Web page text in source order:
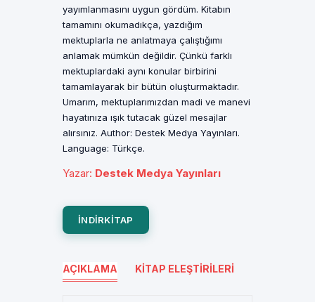
yayımlanmasını uygun gördüm. Kitabın
tamamını okumadıkça, yazdığım
mektuplarla ne anlatmaya çalıştığımı
anlamak mümkün değildir. Çünkü farklı
mektuplardaki aynı konular birbirini
tamamlayarak bir bütün oluşturmaktadır.
Umarım, mektuplarımızdan madi ve manevi
hayatınıza ışık tutacak güzel mesajlar
alırsınız. Author: Destek Medya Yayınları.
Language: Türkçe.
Yazar: Destek Medya Yayınları
INDIRKITAP
AÇIKLAMA KITAP ELEŞTIRILERI